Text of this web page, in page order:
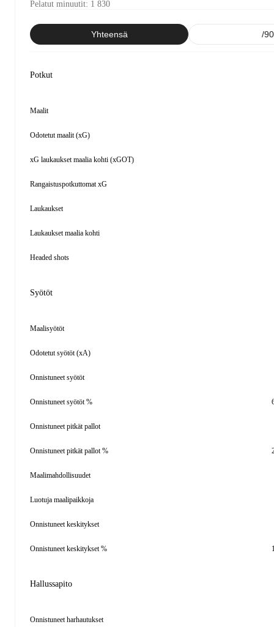
Pelatut minuutit: 1 830
Yhteensä /90
Potkut
Maalit
Odotetut maalit (xG)
xG laukaukset maalia kohti (xGOT)
Rangaistuspotkuttomat xG
Laukaukset
Laukaukset maalia kohti
Headed shots
Syötöt
Maalisyötöt
Odotetut syötöt (xA)
Onnistuneet syötöt
Onnistuneet syötöt %
Onnistuneet pitkät pallot
Onnistuneet pitkät pallot %
Maalimahdollisuudet
Luotuja maalipaikkoja
Onnistuneet keskitykset
Onnistuneet keskitykset %
Hallussapito
Onnistuneet harhautukset